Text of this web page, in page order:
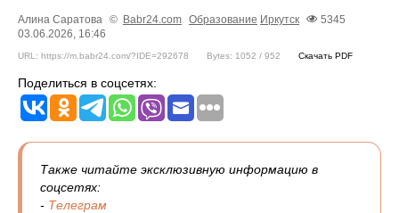
Алина Саратова © Babr24.com Образование Иркутск
5345
03.06.2026, 16:46
URL: https://m.babr24.com/?IDE=292678 Bytes: 1052 / 952 Скачать PDF
Поделиться в соцсетях:
Также читайте эксклюзивную информацию в
соцсетях:
- Телеграм